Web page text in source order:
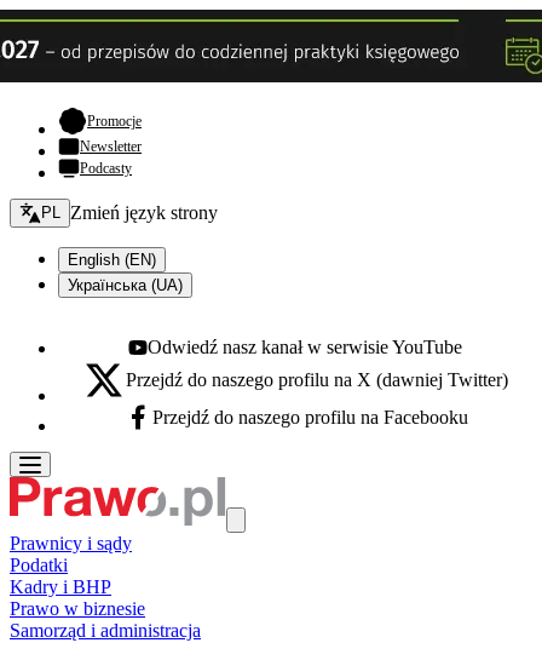
Promocje- otwiera się w nowej karcie
Newsletter
Podcasty
Zmień język - bieżący:
PL Zmień język strony
English (EN)
Українська (UA)
Youtube - otwiera się w nowej karcie
Odwiedź nasz kanał w serwisie YouTube
X - otwiera się w nowej karcie
Przejdź do naszego profilu na X (dawniej Twitter)
Facebook - otwiera się w nowej karcie
Przejdź do naszego profilu na Facebooku
Prawnicy i sądy
Podatki
Kadry i BHP
Prawo w biznesie
Samorząd i administracja